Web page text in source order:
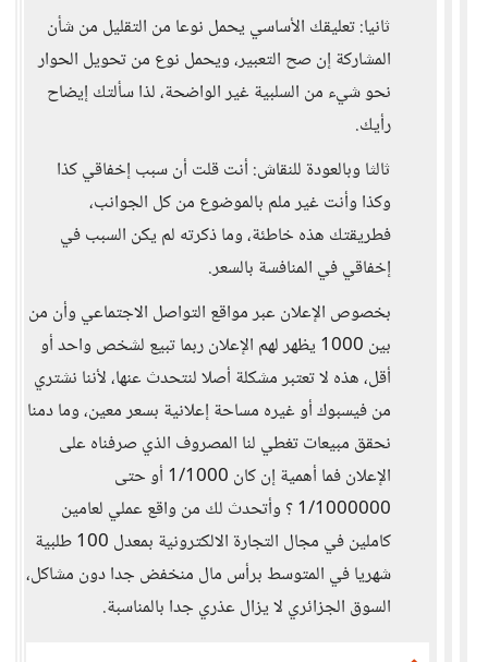
ثانيا: تعليقك الأساسي يحمل نوعا من التقليل من شأن
المشاركة إن صح التعبير، ويحمل نوع من تحويل الحوار
نحو شيء من السلبية غير الواضحة، لذا سألتك إيضاح
رأيك.
ثالثا وبالعودة للنقاش: أنت قلت أن سبب إخفاقي كذا
وكذا وأنت غير ملم بالموضوع من كل الجوانب،
فطريقتك هذه خاطئة، وما ذكرته لم يكن السبب في
إخفاقي في المنافسة بالسعر.
بخصوص الإعلان عبر مواقع التواصل الاجتماعي وأن من
بين 1000 يظهر لهم الإعلان ربما تبيع لشخص واحد أو
أقل، هذه لا تعتبر مشكلة أصلا لنتحدث عنها، لأننا نشتري
من فيسبوك أو غيره مساحة إعلانية بسعر معين، وما دمنا
نحقق مبيعات تغطي لنا المصروف الذي صرفناه على
الإعلان فما أهمية إن كان 1/1000 أو حتى
1/1000000 ؟ وأتحدث لك من واقع عملي لعامين
كاملين في مجال التجارة الالكترونية بمعدل 100 طلبية
شهريا في المتوسط برأس مال منخفض جدا دون مشاكل،
السوق الجزائري لا يزال عذري جدا بالمناسبة.